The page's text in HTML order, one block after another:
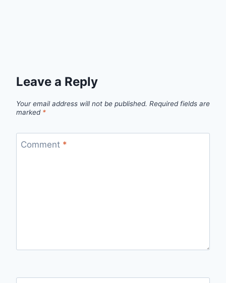
Leave a Reply
Your email address will not be published. Required fields are
marked *
Comment *